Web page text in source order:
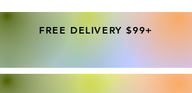
FREE DELIVERY $99+